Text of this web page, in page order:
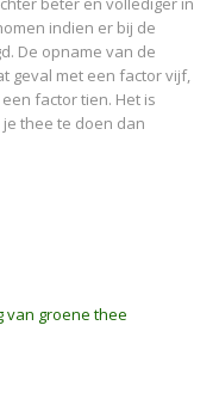
indien er bij de
De opname van de
geval met een factor vijf,
factor tien. Het is
thee te doen dan
van groene thee